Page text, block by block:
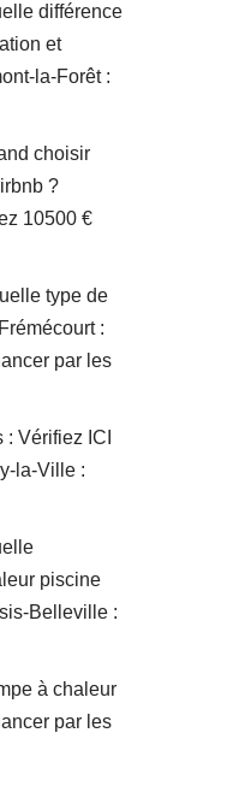
différence
et
la-Forêt :
choisir
?
10500 €
type de
:
par les
Vérifiez ICI
la-Ville :
piscine
Belleville :
à chaleur
par les